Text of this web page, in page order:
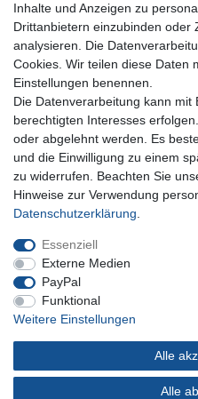
Für Fragen zu unseren
erreichen Sie uns per E-Mail
+49 5741 9099422 oder
Versand und Zahlung
Impressum
Datenschutzerklärung
AGB
Kontakt
Infos Ratenkauf mit
Qualität made in Germany
Schnelle & sichere Lieferung
Ideal für Selbermacher (DIY)
Widerrufs­recht
AGB
Inhalte und Anzeigen zu
Drittanbietern einzubinden oder
analysieren. Die
Cookies. Wir teilen diese Daten
Einstellungen benennen.
Die Datenverarbeitung kann
berechtigten Interesses
oder abgelehnt werden. Es
und die Einwilligung zu einem
zu widerrufen. Beachten Sie
Hinweise zur Verwendung
Daten­schutz­erklärung
Essenziell
Externe Medien
PayPal
Funktional
Weitere Einstellungen
Alle
Alle